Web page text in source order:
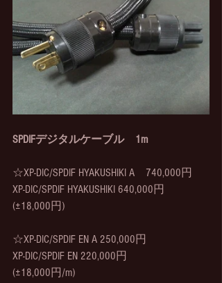
SPDIFデジタルケーブル　1m
☆XP-DIC/SPDIF HYAKUSHIKI A　740,000円
XP-DIC/SPDIF HYAKUSHIKI 640,000円
(±18,000円)
☆XP-DIC/SPDIF EN A 250,000円
XP-DIC/SPDIF EN 220,000円
(±18,000円/m)